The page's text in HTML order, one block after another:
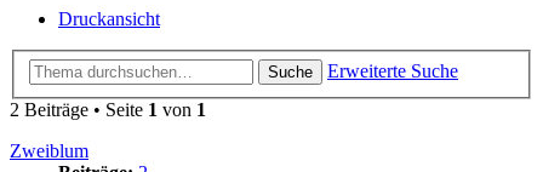
Druckansicht
Suche
Erweiterte Suche
2 Beiträge • Seite 1 von 1
Zweiblum